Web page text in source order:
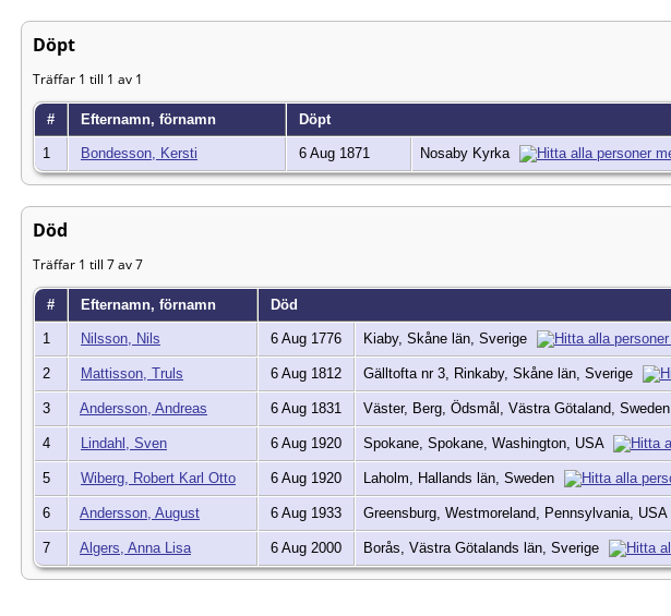
Döpt
Träffar 1 till 1 av 1
# Efternamn, förnamn Döpt
1 Bondesson, Kersti 6 Aug 1871 Nosaby Kyrka
Död
Träffar 1 till 7 av 7
# Efternamn, förnamn Död
1 Nilsson, Nils 6 Aug 1776 Kiaby, Skåne län, Sverige
2 Mattisson, Truls 6 Aug 1812 Gälltofta nr 3, Rinkaby, Skåne län, Sverige
3 Andersson, Andreas 6 Aug 1831 Väster, Berg, Ödsmål, Västra Götaland, Sweden
4 Lindahl, Sven 6 Aug 1920 Spokane, Spokane, Washington, USA
5 Wiberg, Robert Karl Otto 6 Aug 1920 Laholm, Hallands län, Sweden
6 Andersson, August 6 Aug 1933 Greensburg, Westmoreland, Pennsylvania, USA
7 Algers, Anna Lisa 6 Aug 2000 Borås, Västra Götalands län, Sverige